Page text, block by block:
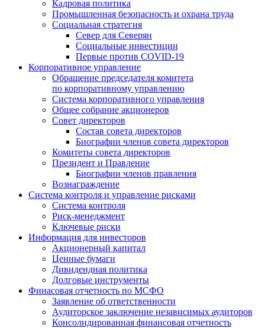
Кадровая политика
Промышленная безопасность и охрана труда
Социальная стратегия
Север для Северян
Социальные инвестиции
Первые против COVID‑19
Корпоративное управление
Обращение председателя комитета
по корпоративному управлению
Система корпоративного управления
Общее собрание акционеров
Совет директоров
Состав совета директоров
Биографии членов совета директоров
Комитеты совета директоров
Президент и Правление
Биографии членов правления
Вознаграждение
Система контроля и управление рисками
Система контроля
Риск-менеджмент
Ключевые риски
Информация для инвесторов
Акционерный капитал
Ценные бумаги
Дивидендная политика
Долговые инструменты
Финасовая отчетность по МСФО
Заявление об ответственности
Аудиторское заключение независимых аудиторов
Консолидированная финансовая отчетность